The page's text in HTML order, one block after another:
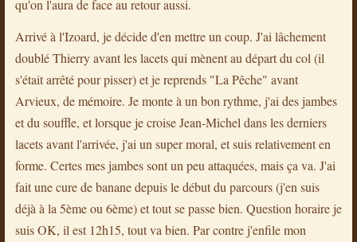
qu'on l'aura de face au retour aussi.
Arrivé à l'Izoard, je décide d'en mettre un coup. J'ai lâchement
doublé Thierry avant les lacets qui mènent au départ du col (il
s'était arrêté pour pisser) et je reprends "La Pêche" avant
Arvieux, de mémoire. Je monte à un bon rythme, j'ai des jambes
et du souffle, et lorsque je croise Jean-Michel dans les derniers
lacets avant l'arrivée, j'ai un super moral, et suis relativement en
forme. Certes mes jambes sont un peu attaquées, mais ça va. J'ai
fait une cure de banane depuis le début du parcours (j'en suis
déjà à la 5ème ou 6ème) et tout se passe bien. Question horaire je
suis OK, il est 12h15, tout va bien. Par contre j'enfile mon